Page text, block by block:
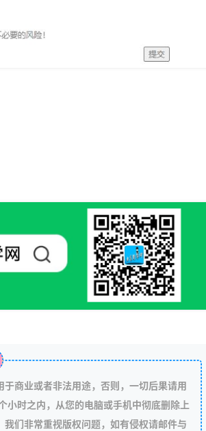
商业或者非法用途，否则，一切后果请用
小时之内，从您的电脑或手机中彻底删除上
们非常重视版权问题，如有侵权请邮件与